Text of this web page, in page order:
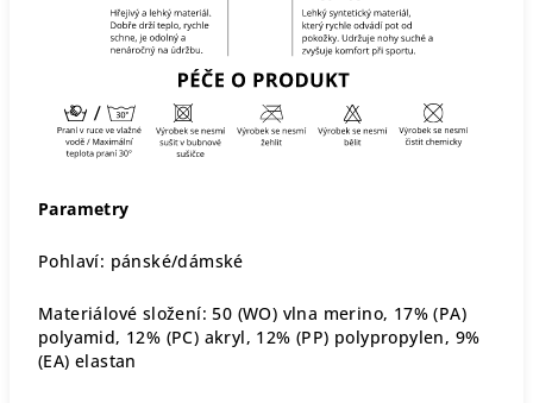
Parametry
Pohlaví: pánské/dámské
Materiálové složení: 50 (WO) vlna merino, 17% (PA)
polyamid, 12% (PC) akryl, 12% (PP) polypropylen, 9%
(EA) elastan